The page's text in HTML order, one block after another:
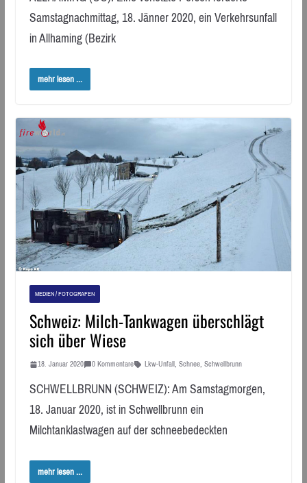
Samstagnachmittag, 18. Jänner 2020, ein Verkehrsunfall
in Allhaming (Bezirk
mehr lesen ...
MEDIEN / FOTOGRAFEN
Schweiz: Milch-Tankwagen überschlägt
sich über Wiese
18. Januar 2020 0 Kommentare Lkw-Unfall, Schnee, Schwellbrunn
SCHWELLBRUNN (SCHWEIZ): Am Samstagmorgen,
18. Januar 2020, ist in Schwellbrunn ein
Milchtanklastwagen auf der schneebedeckten
mehr lesen ...